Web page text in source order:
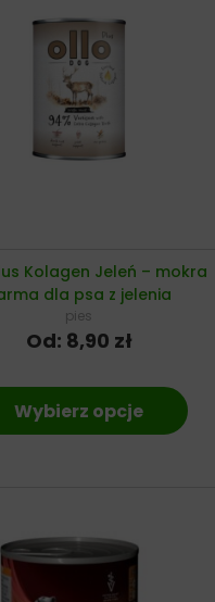
Kolagen Jeleń – mokra
dla psa z jelenia
pies
Od: 8,90 zł
Wybierz opcje